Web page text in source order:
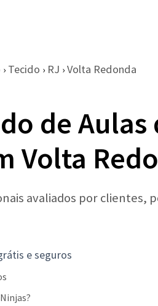
› Tecido › RJ › Volta Redonda
de Aulas
Volta
avaliados por clientes,
e seguros